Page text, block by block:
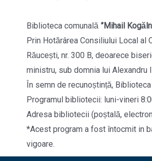
Biblioteca comunală ”Mihail
Prin Hotărârea Consiliului Local al
Răucești, nr. 300 B, deoarece
ministru, sub domnia lui Alexandru
În semn de recunoștință,
Programul bibliotecii: luni-vineri
Adresa bibliotecii (poștală,
*Acest program a fost întocmit in
vigoare.